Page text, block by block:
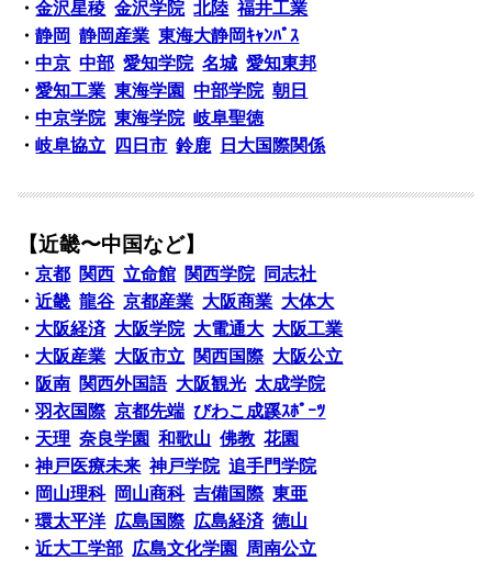
・金沢星稜 金沢学院 北陸 福井工業
・静岡 静岡産業 東海大静岡ｷｬﾝﾊﾟｽ
・中京 中部 愛知学院 名城 愛知東邦
・愛知工業 東海学園 中部学院 朝日
・中京学院 東海学院 岐阜聖徳
・岐阜協立 四日市 鈴鹿 日大国際関係
【近畿〜中国など】
・京都 関西 立命館 関西学院
同志社
・近畿 龍谷 京都産業 大阪商業 大体大
・ 大阪経済 大阪学院 大電通大 大阪工業
・ 大阪産業 大阪市立 関西国際 大阪公立
・ 阪南 関西外国語 大阪観光 太成学院
・羽衣国際 京都先端 びわこ成蹊ｽﾎﾟｰﾂ
・ 天理 奈良学園 和歌山 佛教 花園
・神戸医療未来 神戸学院 追手門学院
・ 岡山理科 岡山商科 吉備国際 東亜
・環太平洋 広島国際 広島経済 徳山
・近大工学部 広島文化学園 周南公立